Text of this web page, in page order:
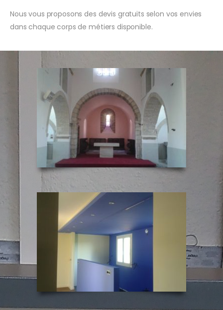
Nous vous proposons des devis gratuits selon vos envies
dans chaque corps de métiers disponible.